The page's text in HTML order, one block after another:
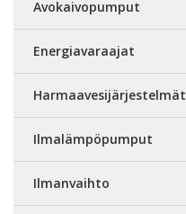
Avokaivopumput
Energiavaraajat
Harmaavesijärjestelmät
Ilmalämpöpumput
Ilmanvaihto